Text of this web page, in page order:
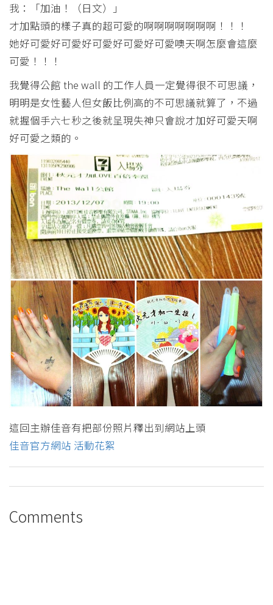
我：「加油！（日文）」
才加點頭的樣子真的超可愛的啊啊啊啊啊啊啊！！！
她好可愛好可愛好可愛好可愛好可愛噢天啊怎麼會這麼
可愛！！！
我覺得公館 the wall 的工作人員一定覺得很不可思議，
明明是女性藝人但女飯比例高的不可思議就算了，不過
就握個手六七秒之後就呈現失神只會說才加好可愛天啊
好可愛之類的。
這回主辦佳音有把部份照片釋出到網站上頭
佳音官方網站 活動花絮
Comments